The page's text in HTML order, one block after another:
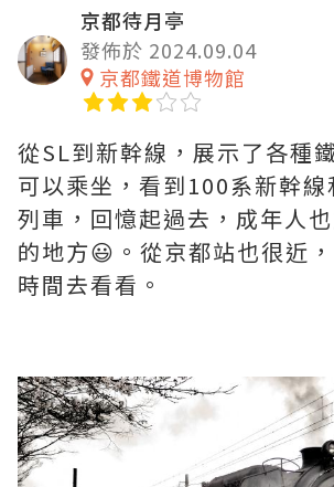
京都待月亭
發佈於 2024.09.04
京都鐵道博物館
從SL到新幹線，展示了各種
可以乘坐，看到100系新幹
列車，回憶起過去，成年人
的地方😃。從京都站也很近
時間去看看。